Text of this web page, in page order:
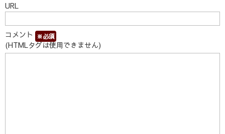
URL
コメント ※必須
(HTMLタグは使用できません)